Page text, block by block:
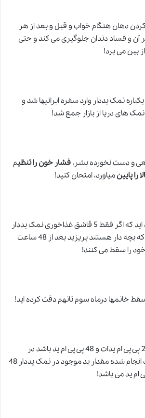
دهان هنگام خواب و قبل و بعد از هر
آن و فساد دندان جلوگیری می کند و حتی
بین می برد!
نمک یددار وارد سفره ایرانیها شد و
های دریا از بازار جمع شد!
و دست نخورده بشر،فشار خون را تنظیم
را پایینمیاورد، امتحان کنید!
آیا هرگز آزمایش کرده اید که اگر فقط 5 قاشق غذاخوری نمک یددار
را درآخور گوسفندانی که بچه دار هستند بریزید بعد از 48 ساعت
را سقط می کنند!
خانمها درماه سوم تانهم دقت کرده اید!
ام ید باشد در
صورتیکه در آزمایشات انجام شده مقدار ید موجود در نمک یددار 48